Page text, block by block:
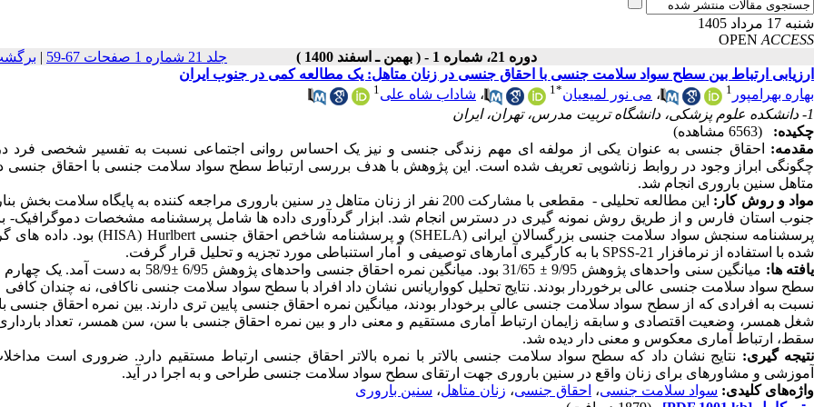
شنبه 17 مرداد 1405
OPEN ACCESS
دوره 21، شماره 1 - ( بهمن ـ اسفند 1400 )
جلد 21 شماره 1 صفحات 67-59 |
ارزیابی ارتباط بین سطح سواد سلامت جنسی با احقاق جنسی در زنان متاهل: یک مطالعه کمی در جنوب ایران
بهاره بهرامپور 1 ، می نور لمیعیان*
1 ، شاداب شاه علی1
1- دانشکده علوم پزشکی، دانشگاه تربیت مدرس، تهران، ایران
چکیده:
(6563 مشاهده)
مقدمه:
احقاق جنسی به عنوان یکی از مولفه­ ای مهم زندگی جنسی و نیز یک احساس روانی اجتماعی نسبت به تفسیر شخصی فرد
چگونگی ابراز وجود در روابط زناشویی تعریف شده است. این پژوهش با هدف بررسی ارتباط سطح سواد سلامت جنسی با احقاق جنسی
متاهل سنین باروری انجام شد.
مواد و روش کار:
این مطالعه تحلیلی - مقطعی با مشارکت 200 نفر از زنان متاهل در سنین باروری مراجعه کننده به پایگاه سلامت بخش
جنوب استان فارس و از طریق روش نمونه­ گیری در دسترس انجام شد.
ابزار گردآوری داده­ ها شامل پرسشنامه مشخصات دموگرافیک-
پرسشنامه­ سنجش سواد سلامت جنسی بزرگسالان ایرانی SHELA)) و پرسشنامه شاخص احقاق جنسیHurlbert
HISA)) بود. داده­ های
شده با استفاده از نرم­افزار
SPSS-21 با به کارگیری آمارهای توصیفی و آمار استنباطی مورد تجزیه و تحلیل قرار گرفت.
یافته­ ها: میانگین سنی واحدهای پژوهش 9/95 ± میانگین نمره احقاق جنسی واحدهای پژوهش 6/95 ±
58/9 به دست آمد. یک چهارم
سطح سواد سلامت جنسی عالی برخوردار بودند. نتایج تحلیل کوواریانس نشان داد افراد با سطح سواد سلامت جنسی ناکافی، نه چندان
نسبت به افرادی که از سطح سواد سلامت جنسی عالی برخودار بودند، میانگین نمره احقاق جنسی پایین­ تری دارند. بین نمره احقاق جنسی
شغل همسر، وضعیت اقتصادی و سابقه زایمان ارتباط آماری مستقیم و معنی­ دار و بین نمره احقاق جنسی با سن، سن همسر، تعداد
سقط، ارتباط آماری معکوس و معنی­ دار دیده شد.
نتیجه­ گیری: نتایج نشان داد که سطح سواد سلامت جنسی بالاتر با نمره بالاتر احقاق جنسی ارتباط مستقیم دارد. ضروری است
آموزشی و مشاوره­ای برای زنان واقع در سنین باروری جهت ارتقای سطح سواد سلامت جنسی طراحی و به اجرا در آید.
واژه‌های کلیدی: سواد سلامت جنسی، احقاق جنسی، زنان متاهل، سنین باروری